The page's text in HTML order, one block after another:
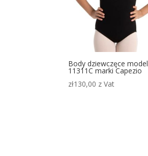
Body dziewczęce model
11311C marki Capezio
zł130,00 z Vat